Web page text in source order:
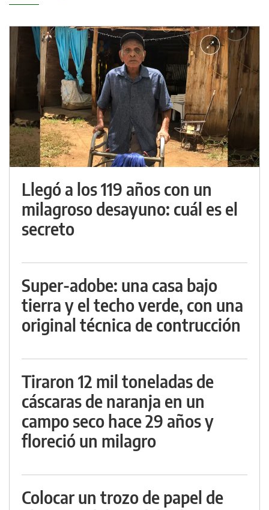
Llegó a los 119 años con un
milagroso desayuno: cuál es el
secreto
Super-adobe: una casa bajo
tierra y el techo verde, con una
original técnica de contrucción
Tiraron 12 mil toneladas de
cáscaras de naranja en un
campo seco hace 29 años y
floreció un milagro
Colocar un trozo de papel de